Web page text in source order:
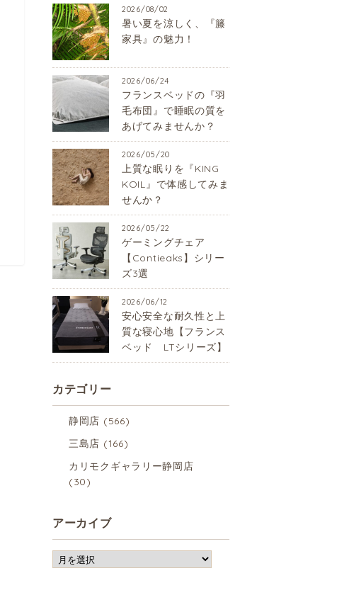
2026/08/02
暑い夏を涼しく、『籐
家具』の魅力！
2026/06/24
フランスベッドの『羽
毛布団』で睡眠の質を
あげてみませんか？
2026/05/20
上質な眠りを『KING
KOIL』で体感してみま
せんか？
2026/05/22
ゲーミングチェア
【Contieaks】シリー
ズ3選
2026/06/12
安心安全な耐久性と上
質な寝心地【フランス
ベッド LTシリーズ】
カテゴリー
静岡店 (566)
三島店 (166)
カリモクギャラリー静岡店
(30)
アーカイブ